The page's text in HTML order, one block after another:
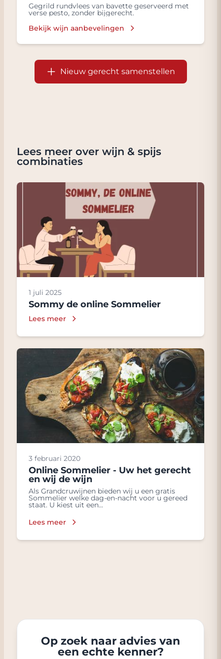
Gegrild rundvlees van bavette geserveerd met
verse pesto, zonder bijgerecht.
Bekijk wijn aanbevelingen
Nieuw gerecht samenstellen
Lees meer over wijn & spijs
combinaties
1 juli 2025
Sommy de online Sommelier
Lees meer
3 februari 2020
Online Sommelier - Uw het gerecht
en wij de wijn
Als Grandcruwijnen bieden wij u een gratis
Sommelier welke dag-en-nacht voor u gereed
staat. U kiest uit een...
Lees meer
Op zoek naar advies van
een echte kenner?